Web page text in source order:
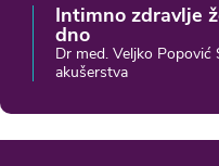
Intimno zdravlje
dno
Dr med. Veljko Popović
akušerstva